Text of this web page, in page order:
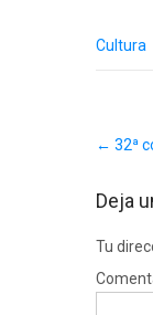
Cultura
← 32ª
Deja
Tu